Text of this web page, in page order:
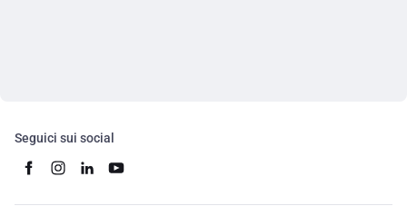
Seguici sui social